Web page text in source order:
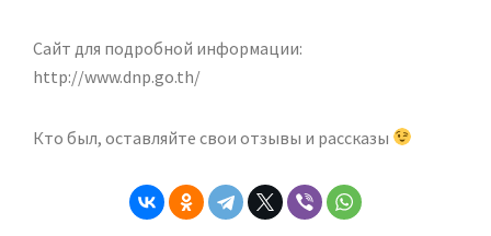
Сайт для подробной информации:
http://www.dnp.go.th/
Кто был, оставляйте свои отзывы и рассказы